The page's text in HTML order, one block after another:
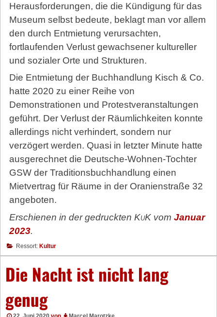
Herausforderungen, die die Kündigung für das
Museum selbst bedeute, beklagt man vor allem
den durch Entmietung verursachten,
fortlaufenden Verlust gewachsener kultureller
und sozialer Orte und Strukturen.
Die Entmietung der Buchhandlung Kisch & Co.
hatte 2020 zu einer Reihe von
Demonstrationen und Protestveranstaltungen
geführt. Der Verlust der Räumlichkeiten konnte
allerdings nicht verhindert, sondern nur
verzögert werden. Quasi in letzter Minute hatte
ausgerechnet die Deutsche-Wohnen-Tochter
GSW der Traditionsbuchhandlung einen
Mietvertrag für Räume in der Oranienstraße 32
angeboten.
Erschienen in der gedruckten KuKvom Januar
2023.
Ressort: Kultur
Die Nacht ist nicht lang
genug